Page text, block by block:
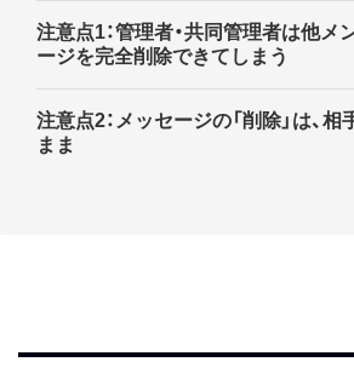
注意点1：管理者・共同管理者は他メ
ージを完全削除できてしまう
注意点2：メッセージの「削除」は、
まま